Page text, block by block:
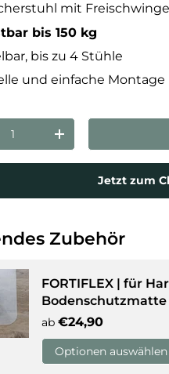
laden laden
mit
bis 150 kg
bis zu 4 Stühle
und einfache Montage
verringernMenge erhöhen
Jetzt zum
Zubehör
FORTIFLEX | für
Bodenschutzmatte
ab Normaler Preis
€24,90
Optionen auswählen